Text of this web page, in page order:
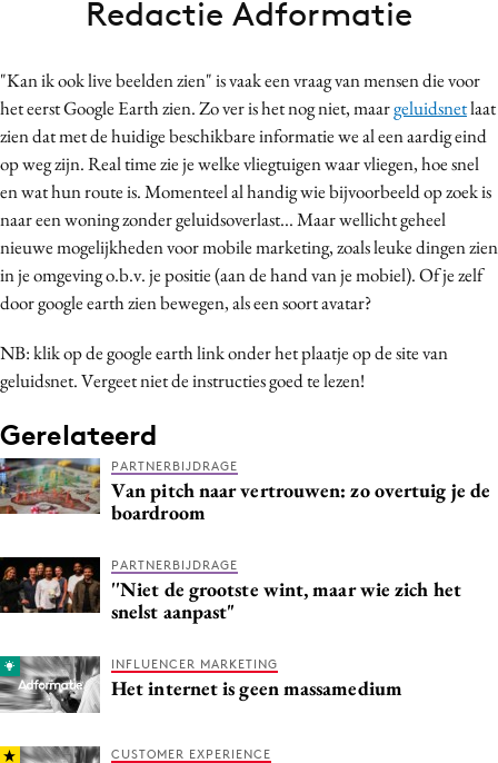
Carriere
Contentmarketing
Customer Experience
Data & Insights
Design
Digital transformation
Diversiteit
Effectiviteit
Gedragsverandering
Influencer marketing
Interne communicatie
Martech
Merkstrategie
PR
Programmatic
Purpose Marketing
Reputatie & crisis
"Kan ik ook live beelden zien" is vaak een vraag van mensen die voor
het eerst Google Earth zien. Zo ver is het nog niet, maargeluidsnetlaat
zien dat met de huidige beschikbare informatie we al een aardig eind
op weg zijn. Real time zie je welke vliegtuigen waar vliegen, hoe snel
en wat hun route is. Momenteel al handig wie bijvoorbeeld op zoek is
naar een woning zonder geluidsoverlast... Maar wellicht geheel
nieuwe mogelijkheden voor mobile marketing, zoals leuke dingen zien
in je omgeving o.b.v. je positie (aan de hand van je mobiel). Of je zelf
door google earth zien bewegen, als een soort avatar?
NB: klik op de google earth link onder het plaatje op de site van
geluidsnet. Vergeet niet de instructies goed te lezen!
Gerelateerd
PARTNERBIJDRAGE
Van pitch naar vertrouwen: zo overtuig je de
boardroom
PARTNERBIJDRAGE
''Niet de grootste wint, maar wie zich het
snelst aanpast"
INFLUENCER MARKETING
Het internet is geen massamedium
CUSTOMER EXPERIENCE
Redactie Adformatie